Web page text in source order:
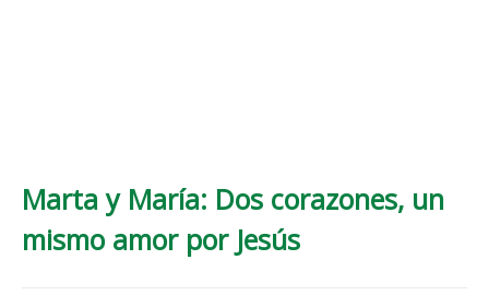
Marta y María: Dos corazones, un
mismo amor por Jesús